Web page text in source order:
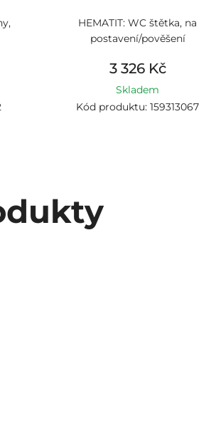
HEMATIT: WC štětka, na
postavení/pověšení
3 326 Kč
Skladem
Kód produktu: 159313067